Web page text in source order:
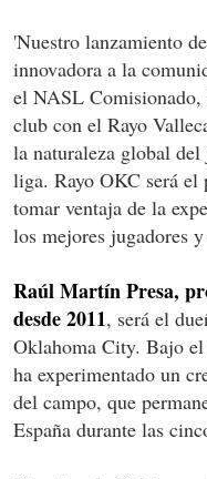
'Nuestro lanzamiento
innovadora a la
el NASL
club con el Rayo
la naturaleza global
liga. Rayo OKC será el
tomar ventaja de la
los mejores jugadores
Raúl Martín Presa,
desde 2011, será el
Oklahoma City. Bajo
ha experimentado un
del campo, que
España durante las